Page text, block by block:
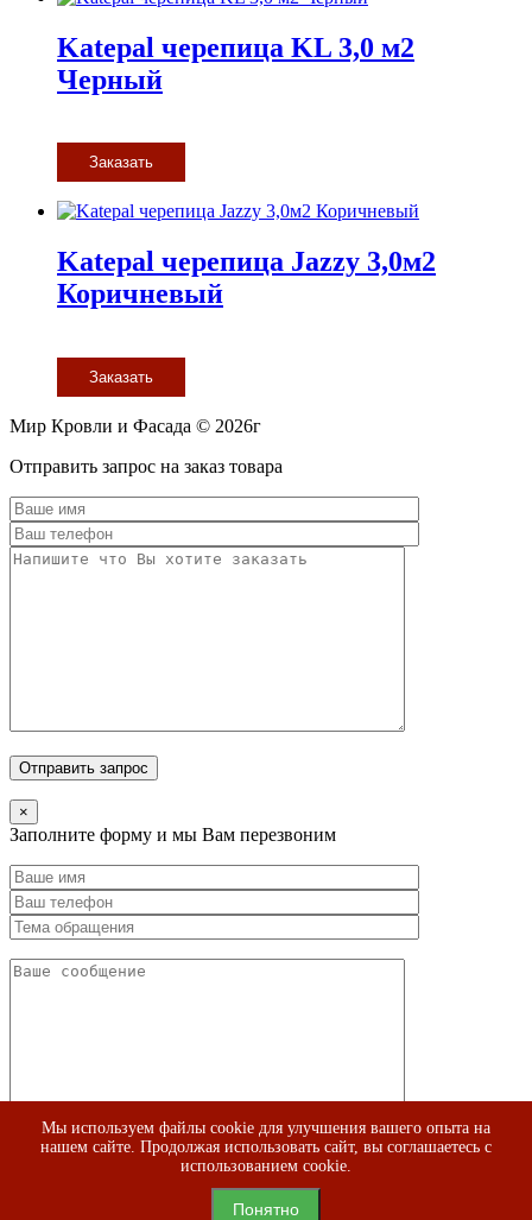
Мы используем файлы cookie для улучшения вашего опыта на
нашем сайте. Продолжая использовать сайт, вы соглашаетесь с
использованием cookie.
Понятно
Katepal черепица KL 3,0 м2
Черный
Заказать
Katepal черепица Jazzy 3,0м2
Коричневый
Заказать
Мир Кровли и Фасада © 2026г
Прокрутить
Отправить запрос на заказ товара
×
Заполните форму и мы Вам перезвоним